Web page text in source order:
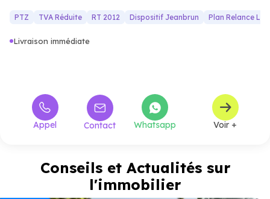
plein air.
est renforcée par des interphones, digicodes et un passe
Vigik, tandis qu’un parking couvert offre un stationnement
investisseurs recherchant un habitat neuf moderne et bien
PTZ TVA Réduite RT 2012 Dispositif Jeanbrun Plan Relance
Livraison immédiate
Appel Contact Whatsapp Voir +
Conseils et Actualités sur
l'immobilier